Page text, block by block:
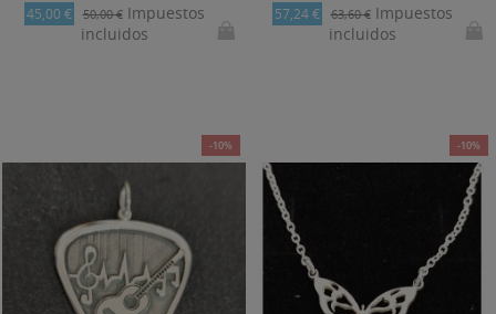
45,00 € 50,00 €Impuestos
incluidos
57,24 € 63,60 €Impuestos
incluidos
-10% -10%